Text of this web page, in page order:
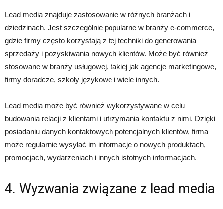
Lead media znajduje zastosowanie w różnych branżach i
dziedzinach. Jest szczególnie popularne w branży e-commerce,
gdzie firmy często korzystają z tej techniki do generowania
sprzedaży i pozyskiwania nowych klientów. Może być również
stosowane w branży usługowej, takiej jak agencje marketingowe,
firmy doradcze, szkoły językowe i wiele innych.
Lead media może być również wykorzystywane w celu
budowania relacji z klientami i utrzymania kontaktu z nimi. Dzięki
posiadaniu danych kontaktowych potencjalnych klientów, firma
może regularnie wysyłać im informacje o nowych produktach,
promocjach, wydarzeniach i innych istotnych informacjach.
4. Wyzwania związane z lead media